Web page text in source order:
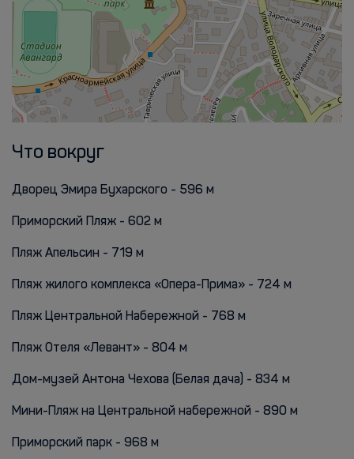
Что вокруг
Дворец Эмира Бухарского - 596 м
Приморский Пляж - 602 м
Пляж Апельсин - 719 м
Пляж жилого комплекса «Опера-Прима» - 724 м
Пляж Центральной Набережной - 768 м
Пляж Отеля «Левант» - 804 м
Дом-музей Антона Чехова (Белая дача) - 834 м
Мини-Пляж на Центральной набережной - 890 м
Приморский парк - 968 м